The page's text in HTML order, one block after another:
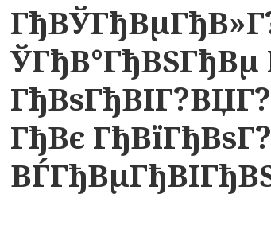
ЎГђВ°ГђВЅГђВµ
ГђВє ГђВїГђВѕГ?